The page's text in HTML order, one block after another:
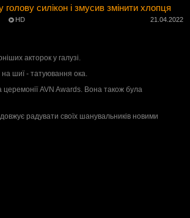
силікон і змусив змінити хлопця
HD 21.04.2022
акторок у галузі.
на шиї - татуювання ока.
церемонії AVN Awards. Вона також була
радувати своїх шанувальників новими